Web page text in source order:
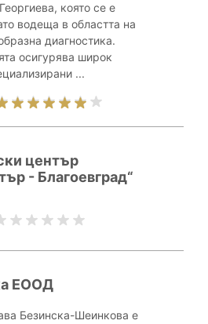
която се е
водеща в областта на
диагностика.
осигурява широк
...
център
- Благоевград“
ЕООД
Безинска-Шеинкова е